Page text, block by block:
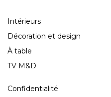
Intérieurs
Décoration et design
À table
TV M&D
Confidentialité